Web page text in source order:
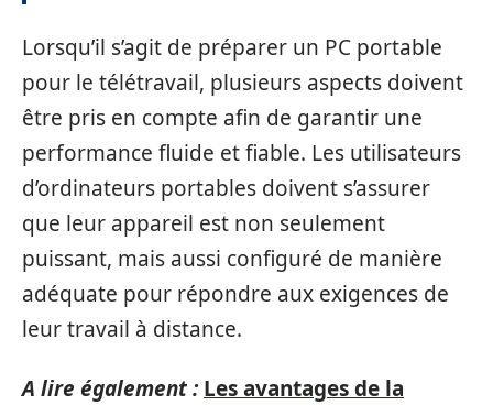
Lorsqu’il s’agit de préparer un PC portable
pour le télétravail, plusieurs aspects doivent
être pris en compte afin de garantir une
performance fluide et fiable. Les utilisateurs
d’ordinateurs portables doivent s’assurer
que leur appareil est non seulement
puissant, mais aussi configuré de manière
adéquate pour répondre aux exigences de
leur travail à distance.
A lire également : Les avantages de la